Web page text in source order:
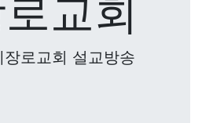
교회
로교회 설교방송